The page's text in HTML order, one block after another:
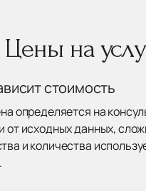
Цены на
стоимость
определяется на
от исходных данных,
и количества